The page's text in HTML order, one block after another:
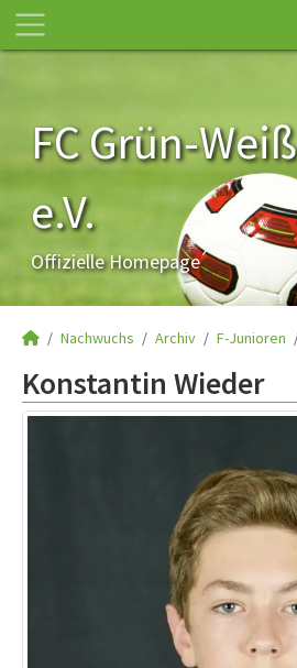
FC Grün-
e.V.
Offizielle Homepage
Nachwuchs Archiv F-Junioren
Konstantin Wieder